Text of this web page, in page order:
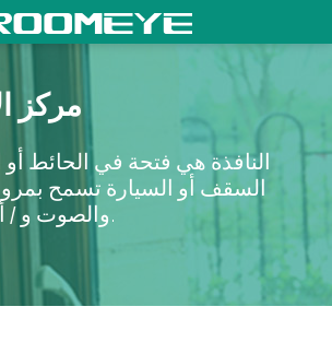
مركز
النافذة هي فتحة في الحائط أو
السقف أو السيارة تسمح
والصوت و / أو الهواء.